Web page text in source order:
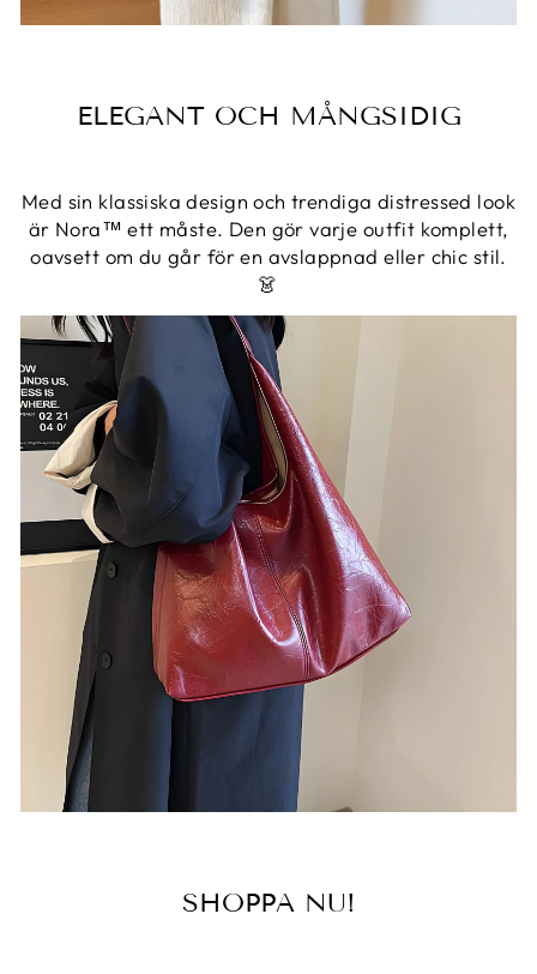
ELEGANT OCH MÅNGSIDIG
Med sin klassiska design och trendiga distressed look
är Nora™ ett måste. Den gör varje outfit komplett,
oavsett om du går för en avslappnad eller chic stil.
👗
SHOPPA NU!